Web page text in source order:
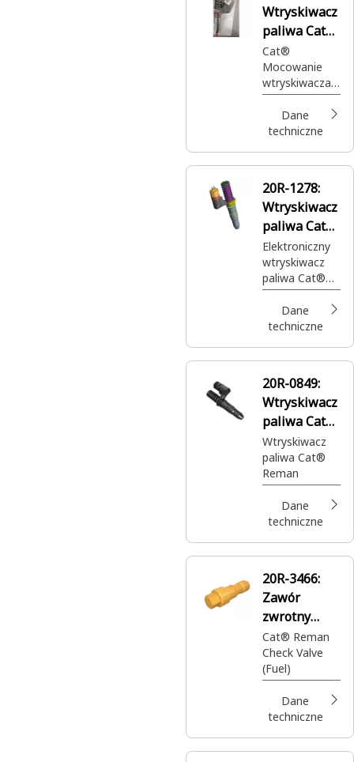
Wtryskiwacz
paliwa Cat®
Reman
Cat®
Mocowanie
wtryskiwacza
paliwa Reman
do głowicy
cylindrów
Dane
techniczne
20R-1278:
Wtryskiwacz
paliwa Cat®
Reman
Elektroniczny
wtryskiwacz
paliwa Cat®
regenerowana
z powlekanym
tłokiem w
paliwowych
Dane
techniczne
20R-0849:
Wtryskiwacz
paliwa Cat®
Reman
Wtryskiwacz
paliwa Cat®
Reman
Dane
techniczne
20R-3466:
Zawór
zwrotny
Cat® Reman
Cat® Reman
Check Valve
(Fuel)
Dane
techniczne